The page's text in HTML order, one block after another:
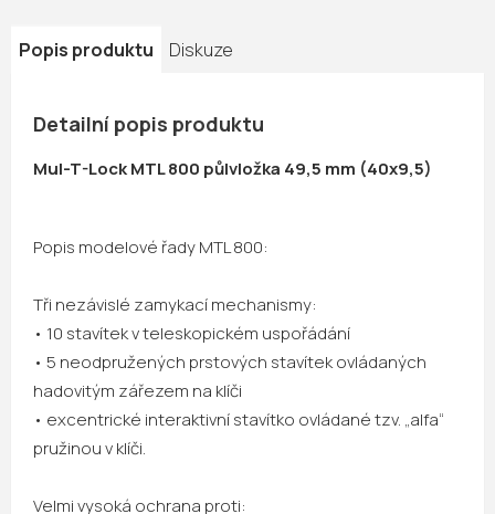
Popis produktu Diskuze
Detailní popis produktu
Mul-T-Lock MTL 800 půlvložka 49,5 mm (40x9,5)
Popis modelové řady MTL 800:
Tři nezávislé zamykací mechanismy:
• 10 stavítek v teleskopickém uspořádání
• 5 neodpružených prstových stavítek ovládaných
hadovitým zářezem na klíči
• excentrické interaktivní stavítko ovládané tzv. „alfa“
pružinou v klíči.
Velmi vysoká ochrana proti: